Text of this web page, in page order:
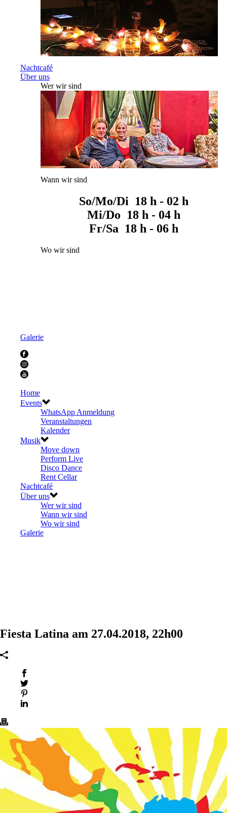
Nachtcafé
Über uns
Wer wir sind
Wann wir sind
So/Mo/Di 18 h - 02 h
Mi/Do 18 h - 04 h
Fr/Sa 18 h - 06 h
Wo wir sind
Galerie
Home
Events
WhatsApp Anmeldung
Veranstaltungen
Kalender
Musik
Move down
Perform Live
Disco Dance
Rent Cellar
Nachtcafé
Über uns
Wer wir sind
Wann wir sind
Wo wir sind
Galerie
Fiesta Latina am 27.04.2018, 22h00